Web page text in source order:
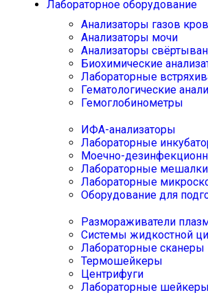
Лабораторное оборудование
Анализаторы газов
Анализаторы мочи
Анализаторы
Биохимические
Лабораторные
Гематологические
Гемоглобинометры
ИФА-анализаторы
Лабораторные
Моечно-
Лабораторные мешалки
Лабораторные
Оборудование для
Размораживатели
Системы жидкостной
Лабораторные сканеры
Термошейкеры
Центрифуги
Лабораторные шейкеры